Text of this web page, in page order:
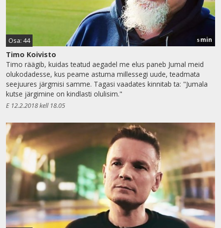
Osa: 44 5 min
Timo Koivisto
Timo räägib, kuidas teatud aegadel me elus paneb Jumal meid
olukodadesse, kus peame astuma millessegi uude, teadmata
seejuures järgmisi samme. Tagasi vaadates kinnitab ta: "Jumala
kutse järgimine on kindlasti olulisim."
E 12.2.2018 kell 18.05